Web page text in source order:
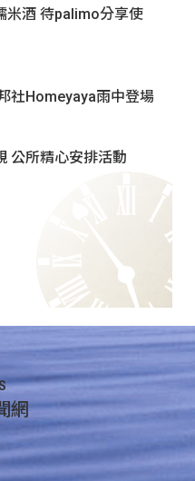
米酒 待palimo分享使
社Homeyaya雨中登場
公所精心安排活動
網